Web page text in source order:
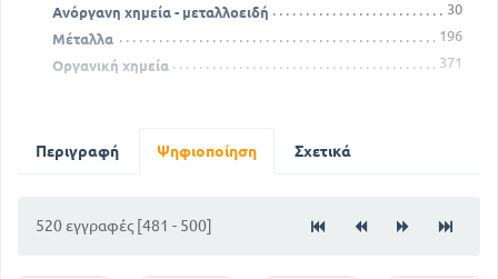
Ανόργανη χημεία - μεταλλοειδή
30
Μέταλλα
196
Οργανική χημεία
371
Περιγραφή Ψηφιοποίηση Σχετικά
520 εγγραφές [481 - 500]